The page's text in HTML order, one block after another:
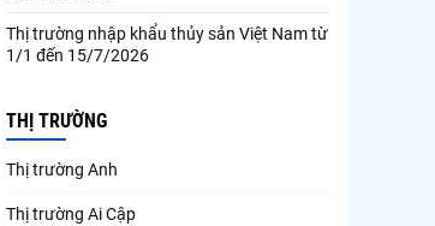
Thị trường nhập khẩu thủy sản Việt Nam từ
1/1 đến 15/7/2026
THỊ TRƯỜNG
Thị trường Anh
Thị trường Ai Cập